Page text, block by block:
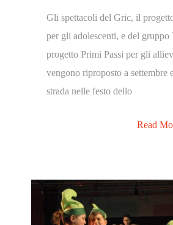
Gli spettacoli del Gric, il
per gli adolescenti, e del gruppo
progetto Primi Passi per gli
vengono riproposto a settembre
strada nelle festo dello
Read